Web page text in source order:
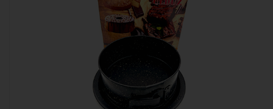
خروج از
حساب
کاربری